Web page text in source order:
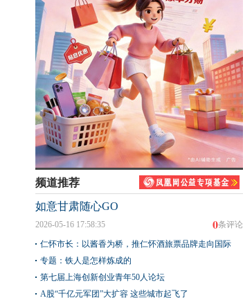
频道推荐
如意甘肃随心GO
0条评论
2026-05-16 17:58:35
仁怀市长：以酱香为桥，推仁怀酒旅票品牌走向国际
专题：铁人是怎样炼成的
第七届上海创新创业青年50人论坛
A股“千亿元军团”大扩容 这些城市起飞了